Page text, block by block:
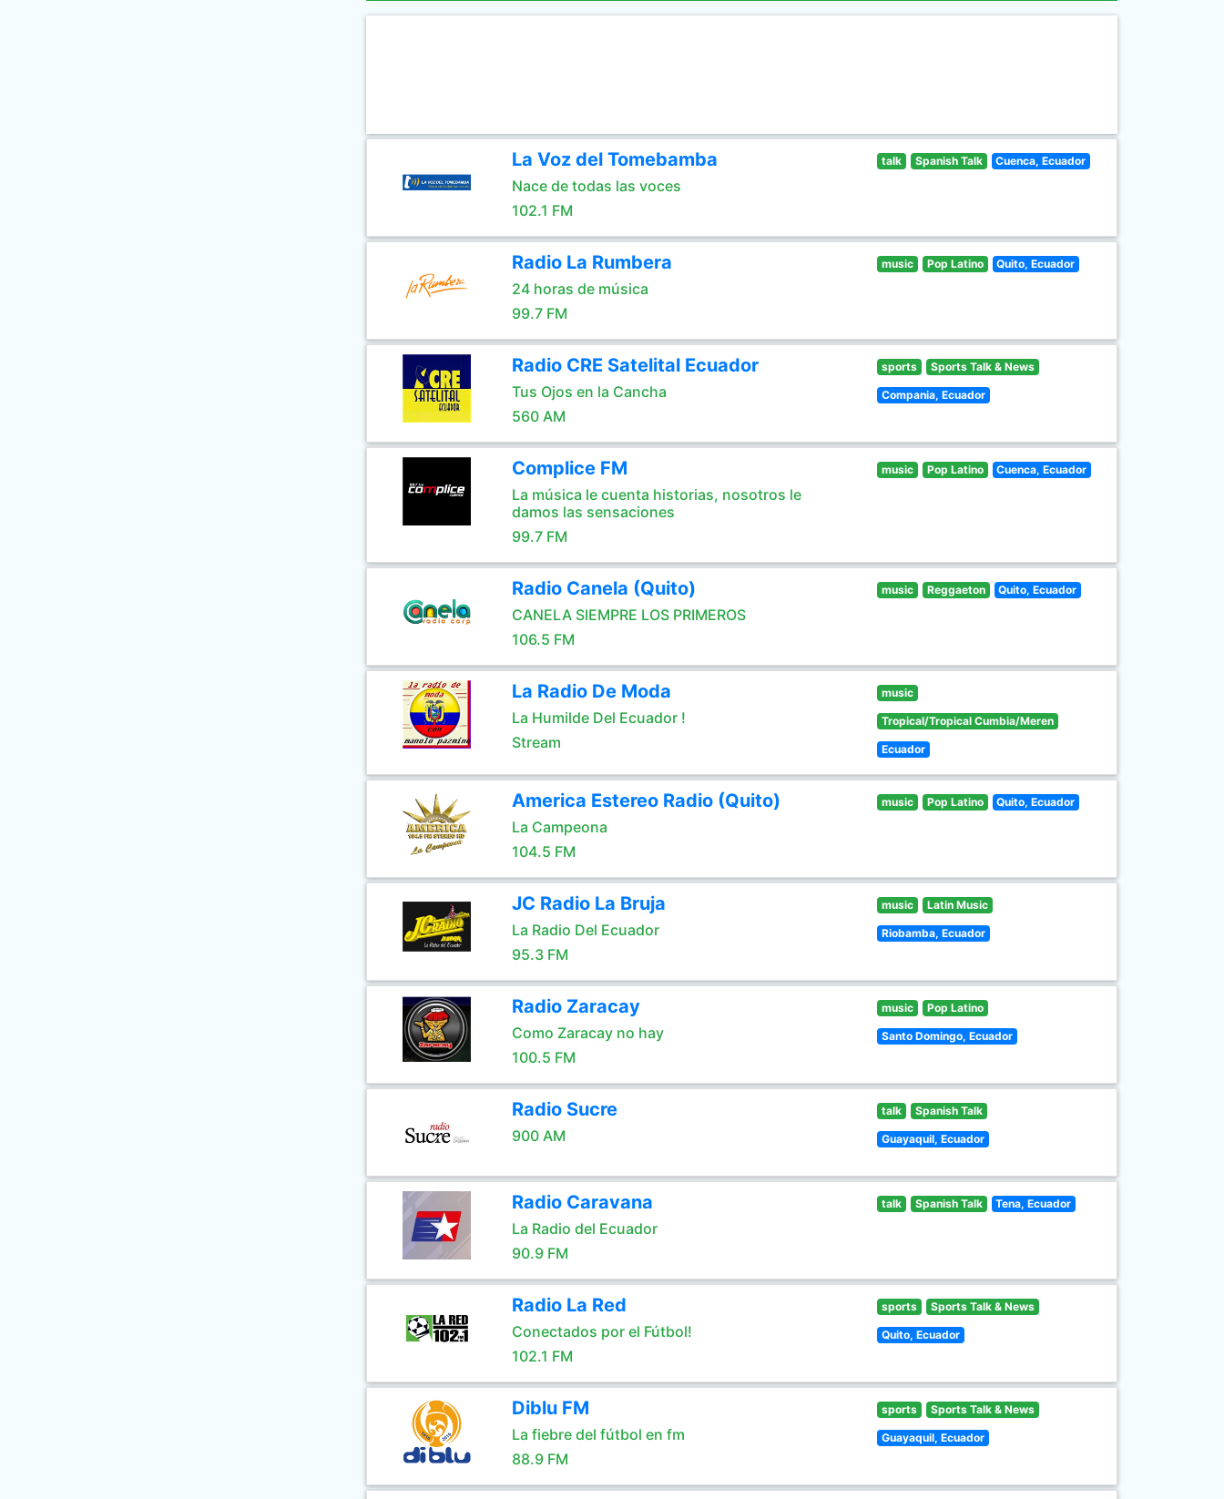
La Voz del Tomebamba
Nace de todas las voces
102.1 FM
talk Spanish Talk Cuenca, Ecuador
Radio La Rumbera
24 horas de música
99.7 FM
music Pop Latino Quito, Ecuador
Radio CRE Satelital Ecuador
Tus Ojos en la Cancha
560 AM
sports Sports Talk & News
Compania, Ecuador
Complice FM
La música le cuenta historias, nosotros le
damos las sensaciones
99.7 FM
music Pop Latino Cuenca, Ecuador
Radio Canela (Quito)
CANELA SIEMPRE LOS PRIMEROS
106.5 FM
music Reggaeton Quito, Ecuador
La Radio De Moda
La Humilde Del Ecuador !
Stream
music
Tropical/Tropical Cumbia/Meren
Ecuador
America Estereo Radio (Quito)
La Campeona
104.5 FM
music Pop Latino Quito, Ecuador
JC Radio La Bruja
La Radio Del Ecuador
95.3 FM
music Latin Music
Riobamba, Ecuador
Radio Zaracay
Como Zaracay no hay
100.5 FM
music Pop Latino
Santo Domingo, Ecuador
Radio Sucre
900 AM
talk Spanish Talk
Guayaquil, Ecuador
Radio Caravana
La Radio del Ecuador
90.9 FM
talk Spanish Talk Tena, Ecuador
Radio La Red
Conectados por el Fútbol!
102.1 FM
sports Sports Talk & News
Quito, Ecuador
Diblu FM
La fiebre del fútbol en fm
88.9 FM
sports Sports Talk & News
Guayaquil, Ecuador